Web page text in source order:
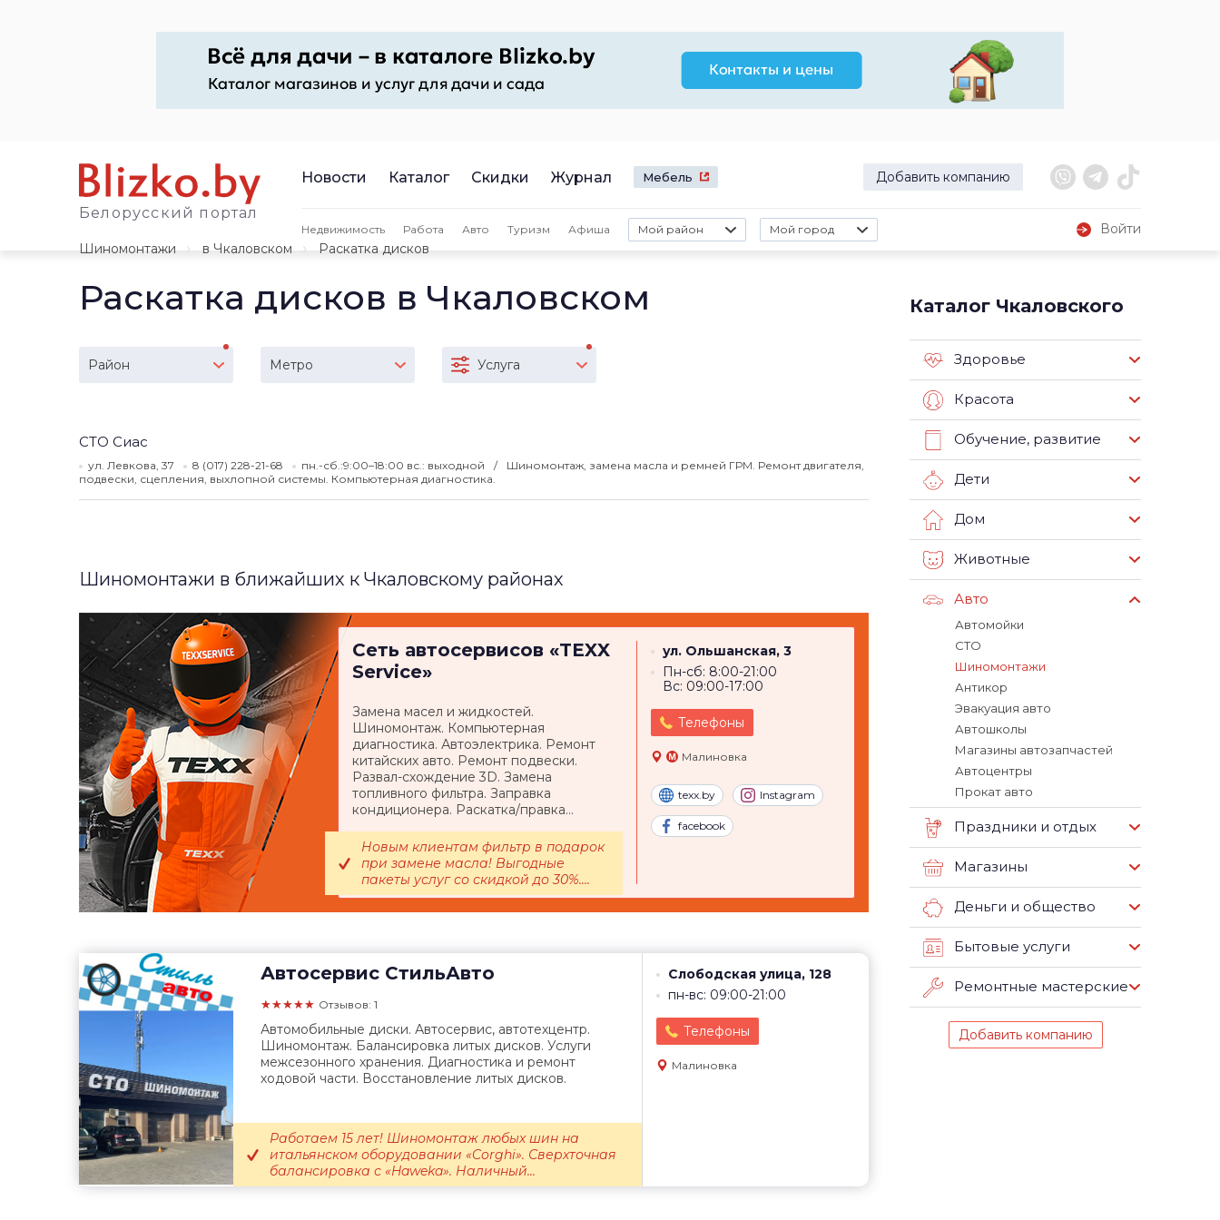
Белорусский портал
Новости Каталог Скидки Журнал Мебель Добавить компанию
Недвижимость Работа Авто Туризм Афиша Мой район Мой город
Войти
Шиномонтажи
в Чкаловском Раскатка дисков
Раскатка дисков в Чкаловском
Район Метро Услуга
СТО Сиас
ул. Левкова, 37 8 (017) 228-21-68 пн.-сб.:9:00–18:00 вс.: выходной
Шиномонтаж, замена масла и ремней ГРМ. Ремонт двигателя,
подвески, сцепления, выхлопной системы. Компьютерная диагностика.
Шиномонтажи в ближайших к Чкаловскому районах
Сеть автосервисов «TEXX
Service»
ул. Ольшанская, 3
Пн-сб: 8:00-21:00
Вс: 09:00-17:00
Телефоны
Малиновка
texx.by Instagram
facebook
Замена масел и жидкостей.
Шиномонтаж. Компьютерная
диагностика. Автоэлектрика. Ремонт
китайских авто. Ремонт подвески.
Развал-схождение 3D. Замена
топливного фильтра. Заправка
кондиционера. Раскатка/правка...
Новым клиентам фильтр в подарок
при замене масла! Выгодные
пакеты услуг со скидкой до 30%....
Автосервис СтильАвто
★★★★★ Отзывов: 1
Слободская улица, 128
пн-вс: 09:00-21:00
Телефоны
Малиновка
Автомобильные диски. Автосервис, автотехцентр.
Шиномонтаж. Балансировка литых дисков. Услуги
межсезонного хранения. Диагностика и ремонт
ходовой части. Восстановление литых дисков.
Работаем 15 лет! Шиномонтаж любых шин на
итальянском оборудовании «Corghi». Сверхточная
балансировка с «Haweka». Наличный...
Каталог Чкаловского
Здоровье
Красота
Обучение, развитие
Дети
Дом
Животные
Авто
Автомойки
СТО
Шиномонтажи
Антикор
Эвакуация авто
Автошколы
Магазины автозапчастей
Автоцентры
Прокат авто
Праздники и отдых
Магазины
Деньги и общество
Бытовые услуги
Ремонтные мастерские
Добавить компанию